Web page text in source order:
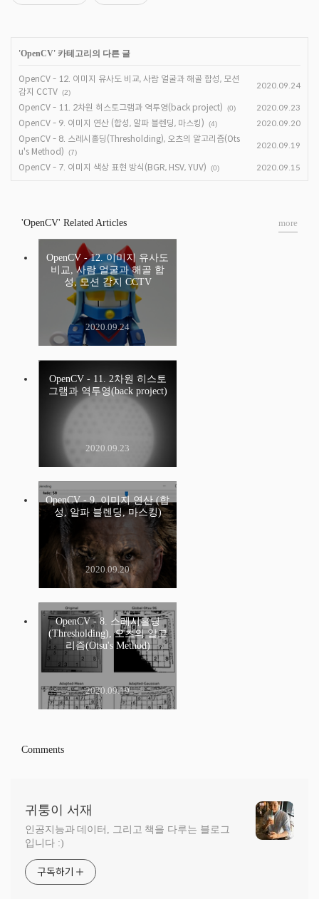
'OpenCV' 카테고리의 다른 글
OpenCV - 12. 이미지 유사도 비교, 사람 얼굴과 해골 합성, 모션
감지 CCTV (2)
2020.09.24
OpenCV - 11. 2차원 히스토그램과 역투영(back project) (0) 2020.09.23
OpenCV - 9. 이미지 연산 (합성, 알파 블렌딩, 마스킹) (4) 2020.09.20
OpenCV - 8. 스레시홀딩(Thresholding), 오츠의 알고리즘(Ots
u's Method)
(7)
2020.09.19
OpenCV - 7. 이미지 색상 표현 방식(BGR, HSV, YUV) (0) 2020.09.15
'OpenCV' Related Articles
OpenCV - 12. 이미지 유사도
비교, 사람 얼굴과 해골 합
성, 모션 감지 CCTV
2020.09.24
OpenCV - 11. 2차원 히스토
그램과 역투영(back project)
2020.09.23
OpenCV - 9. 이미지 연산 (합
성, 알파 블렌딩, 마스킹)
2020.09.20
OpenCV - 8. 스레시홀딩
(Thresholding), 오츠의 알고
리즘(Otsu's Method)
2020.09.19
more
Comments
귀퉁이 서재
인공지능과 데이터, 그리고 책을 다루는 블로그
입니다 :)
구독하기